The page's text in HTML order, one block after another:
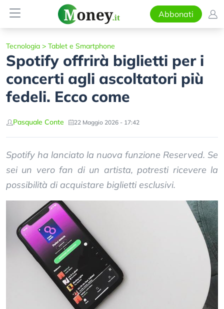
Abbonati
Tecnologia > Tablet e Smartphone
Spotify offrirà biglietti per i
concerti agli ascoltatori più
fedeli. Ecco come
Pasquale Conte 22 Maggio 2026 - 17:42
Spotify ha lanciato la nuova funzione Reserved. Se
sei un vero fan di un artista, potresti ricevere la
possibilità di acquistare biglietti esclusivi.